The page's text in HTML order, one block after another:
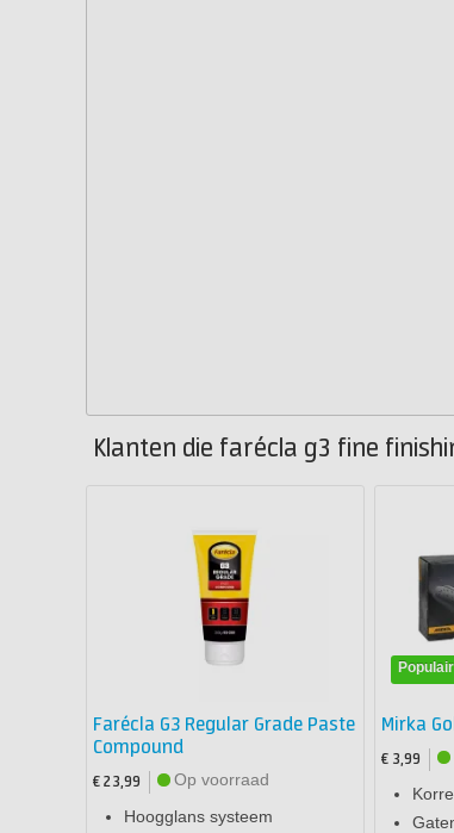
Klanten die farécla g3 fine
Farécla G3 Regular Grade Paste
Compound
€ 23,99
Op voorraad
Hoogglans systeem
Populair
Mirka
€ 3,99